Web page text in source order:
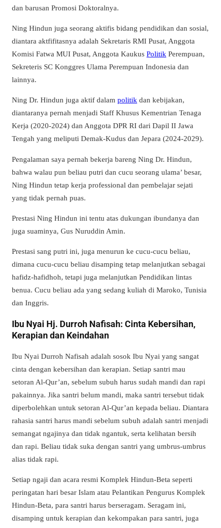
dan barusan Promosi Doktoralnya.
Ning Hindun juga seorang aktifis bidang pendidikan dan sosial,
diantara aktfifitasnya adalah Sekretaris RMI Pusat, Anggota
Komisi Fatwa MUI Pusat, Anggota Kaukus Politik Perempuan,
Sekreteris SC Konggres Ulama Perempuan Indonesia dan
lainnya.
Ning Dr. Hindun juga aktif dalam politik dan kebijakan,
diantaranya pernah menjadi Staff Khusus Kementrian Tenaga
Kerja (2020-2024) dan Anggota DPR RI dari Dapil II Jawa
Tengah yang meliputi Demak-Kudus dan Jepara (2024-2029).
Pengalaman saya pernah bekerja bareng Ning Dr. Hindun,
bahwa walau pun beliau putri dan cucu seorang ulama’ besar,
Ning Hindun tetap kerja professional dan pembelajar sejati
yang tidak pernah puas.
Prestasi Ning Hindun ini tentu atas dukungan ibundanya dan
juga suaminya, Gus Nuruddin Amin.
Prestasi sang putri ini, juga menurun ke cucu-cucu beliau,
dimana cucu-cucu beliau disamping tetap melanjutkan sebagai
hafidz-hafidhoh, tetapi juga melanjutkan Pendidikan lintas
benua. Cucu beliau ada yang sedang kuliah di Maroko, Tunisia
dan Inggris.
Ibu Nyai Hj. Durroh Nafisah: Cinta Kebersihan,
Kerapian dan Keindahan
Ibu Nyai Durroh Nafisah adalah sosok Ibu Nyai yang sangat
cinta dengan kebersihan dan kerapian. Setiap santri mau
setoran Al-Qur’an, sebelum subuh harus sudah mandi dan rapi
pakainnya. Jika santri belum mandi, maka santri tersebut tidak
diperbolehkan untuk setoran Al-Qur’an kepada beliau. Diantara
rahasia santri harus mandi sebelum subuh adalah santri menjadi
semangat ngajinya dan tidak ngantuk, serta kelihatan bersih
dan rapi. Beliau tidak suka dengan santri yang umbrus-umbrus
alias tidak rapi.
Setiap ngaji dan acara resmi Komplek Hindun-Beta seperti
peringatan hari besar Islam atau Pelantikan Pengurus Komplek
Hindun-Beta, para santri harus berseragam. Seragam ini,
disamping untuk kerapian dan kekompakan para santri, juga